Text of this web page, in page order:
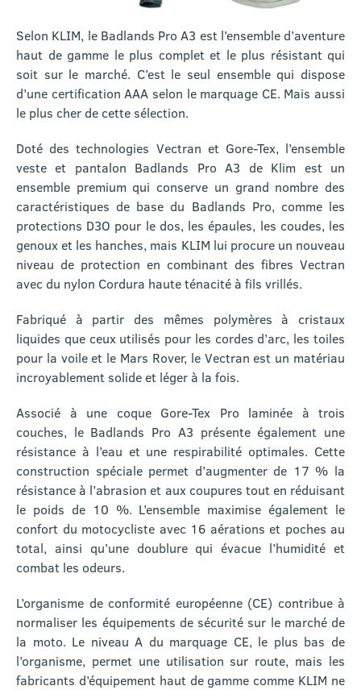
Selon KLIM, le Badlands Pro A3 est l’ensemble d’aventure
haut de gamme le plus complet et le plus résistant qui
soit sur le marché. C’est le seul ensemble qui dispose
d’une certification AAA selon le marquage CE. Mais aussi
le plus cher de cette sélection.
Doté des technologies Vectran et Gore-Tex, l’ensemble
veste et pantalon Badlands Pro A3 de Klim est un
ensemble premium qui conserve un grand nombre des
caractéristiques de base du Badlands Pro, comme les
protections D3O pour le dos, les épaules, les coudes, les
genoux et les hanches, mais KLIM lui procure un nouveau
niveau de protection en combinant des fibres Vectran
avec du nylon Cordura haute ténacité à fils vrillés.
Fabriqué à partir des mêmes polymères à cristaux
liquides que ceux utilisés pour les cordes d’arc, les toiles
pour la voile et le Mars Rover, le Vectran est un matériau
incroyablement solide et léger à la fois.
Associé à une coque Gore-Tex Pro laminée à trois
couches, le Badlands Pro A3 présente également une
résistance à l’eau et une respirabilité optimales. Cette
construction spéciale permet d’augmenter de 17 % la
résistance à l’abrasion et aux coupures tout en réduisant
le poids de 10 %. L’ensemble maximise également le
confort du motocycliste avec 16 aérations et poches au
total, ainsi qu’une doublure qui évacue l’humidité et
combat les odeurs.
L’organisme de conformité européenne (CE) contribue à
normaliser les équipements de sécurité sur le marché de
la moto. Le niveau A du marquage CE, le plus bas de
l’organisme, permet une utilisation sur route, mais les
fabricants d’équipement haut de gamme comme KLIM ne